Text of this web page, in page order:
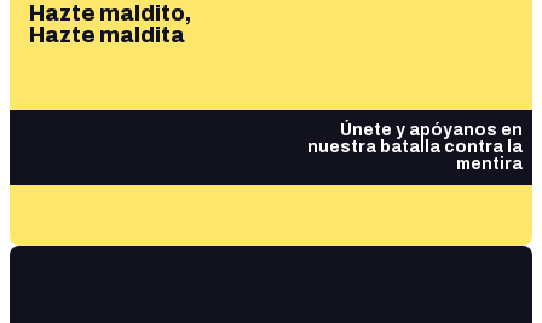
Hazte maldito,
Hazte maldita
Únete y apóyanos en
nuestra batalla contra la
mentira